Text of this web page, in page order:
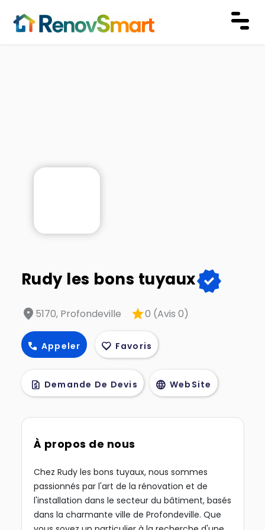
Rudy les bons tuyauxverified
location_on 5170, Profondeville star0 (Avis 0)
call Appeler favorite Favoris
request_quote Demande De Devis language WebSite
À propos de nous
Chez Rudy les bons tuyaux, nous sommes
passionnés par l'art de la rénovation et de
l'installation dans le secteur du bâtiment, basés
dans la charmante ville de Profondeville. Que